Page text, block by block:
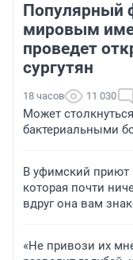
Популярный
мировым
проведет
сургутян
18 часов 11 030
Может
бактериальными
В уфимский приют
которая почти
вдруг она вам
«Не привози их